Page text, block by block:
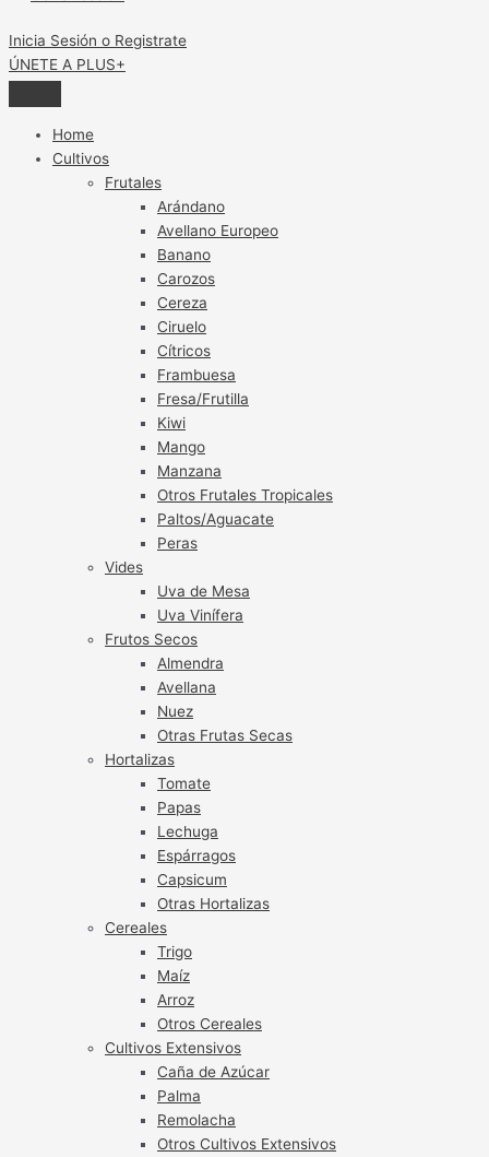
Inicia Sesión o Registrate
ÚNETE A PLUS+
Home
Cultivos
Frutales
Arándano
Avellano Europeo
Banano
Carozos
Cereza
Ciruelo
Cítricos
Frambuesa
Fresa/Frutilla
Kiwi
Mango
Manzana
Otros Frutales Tropicales
Paltos/Aguacate
Peras
Vides
Uva de Mesa
Uva Vinífera
Frutos Secos
Almendra
Avellana
Nuez
Otras Frutas Secas
Hortalizas
Tomate
Papas
Lechuga
Espárragos
Capsicum
Otras Hortalizas
Cereales
Trigo
Maíz
Arroz
Otros Cereales
Cultivos Extensivos
Caña de Azúcar
Palma
Remolacha
Otros Cultivos Extensivos